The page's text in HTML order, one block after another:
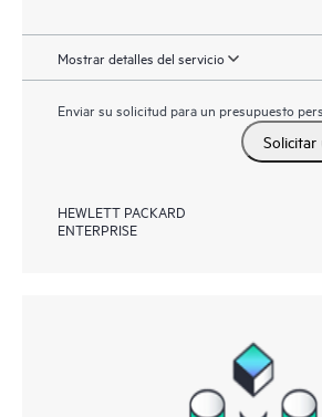
Mostrar detalles del servicio
Enviar su solicitud para un presupuesto
Solicitar
HEWLETT PACKARD
ENTERPRISE